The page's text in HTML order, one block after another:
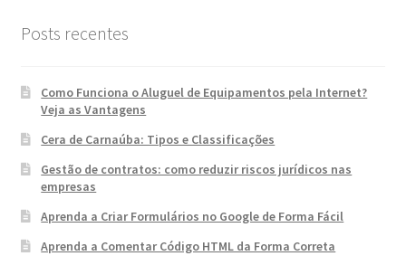
Posts recentes
Como Funciona o Aluguel de Equipamentos pela Internet?
Veja as Vantagens
Cera de Carnaúba: Tipos e Classificações
Gestão de contratos: como reduzir riscos jurídicos nas
empresas
Aprenda a Criar Formulários no Google de Forma Fácil
Aprenda a Comentar Código HTML da Forma Correta